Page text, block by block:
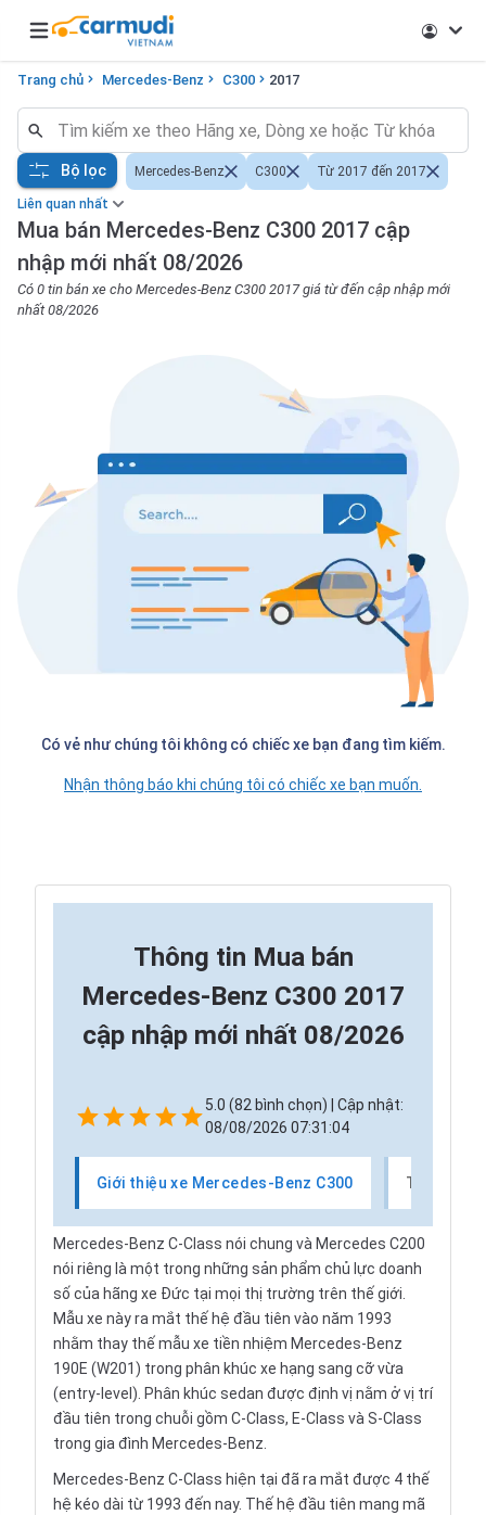
Open main menu
Trang chủ Mercedes-Benz C300 2017
Liên quan nhất
Mua bán Mercedes-Benz C300 2017 cập
nhập mới nhất 08/2026
Có 0 tin bán xe cho Mercedes-Benz C300 2017 giá từ đến cập nhập mới
nhất 08/2026
Bộ lọc Mercedes-Benz C300 Từ 2017 đến 2017
Có vẻ như chúng tôi không có chiếc xe bạn đang tìm kiếm.
Nhận thông báo khi chúng tôi có chiếc xe bạn muốn.
Thông tin Mua bán
Mercedes-Benz C300 2017
cập nhập mới nhất 08/2026
5.0 (82 bình chọn) | Cập nhật:
08/08/2026 07:31:04
Giới thiệu xe Mercedes-Benz C300 Thị
Mercedes-Benz C-Class nói chung và Mercedes C200
nói riêng là một trong những sản phẩm chủ lực doanh
số của hãng xe Đức tại mọi thị trường trên thế giới.
Mẫu xe này ra mắt thế hệ đầu tiên vào năm 1993
nhằm thay thế mẫu xe tiền nhiệm Mercedes-Benz
190E (W201) trong phân khúc xe hạng sang cỡ vừa
(entry-level). Phân khúc sedan được định vị nằm ở vị trí
đầu tiên trong chuỗi gồm C-Class, E-Class và S-Class
trong gia đình Mercedes-Benz.
Mercedes-Benz C-Class hiện tại đã ra mắt được 4 thế
hệ kéo dài từ 1993 đến nay. Thế hệ đầu tiên mang mã